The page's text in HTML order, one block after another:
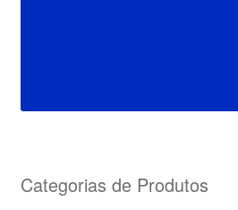
Categorias de Produtos